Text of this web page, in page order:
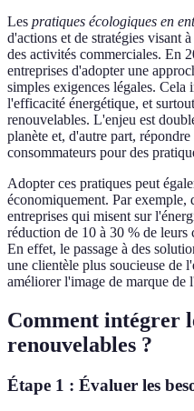
Les pratiques écologiques en
d'actions et de stratégies visant
des activités commerciales. En
entreprises d'adopter une
simples exigences légales. Cela
l'efficacité énergétique, et
renouvelables. L'enjeu est
planète et, d'autre part,
consommateurs pour des
Adopter ces pratiques peut
économiquement. Par exemple,
entreprises qui misent sur
réduction de 10 à 30 % de leurs
En effet, le passage à des
une clientèle plus soucieuse de
améliorer l'image de marque de
Comment intégrer
renouvelables ?
Étape 1 : Évaluer les